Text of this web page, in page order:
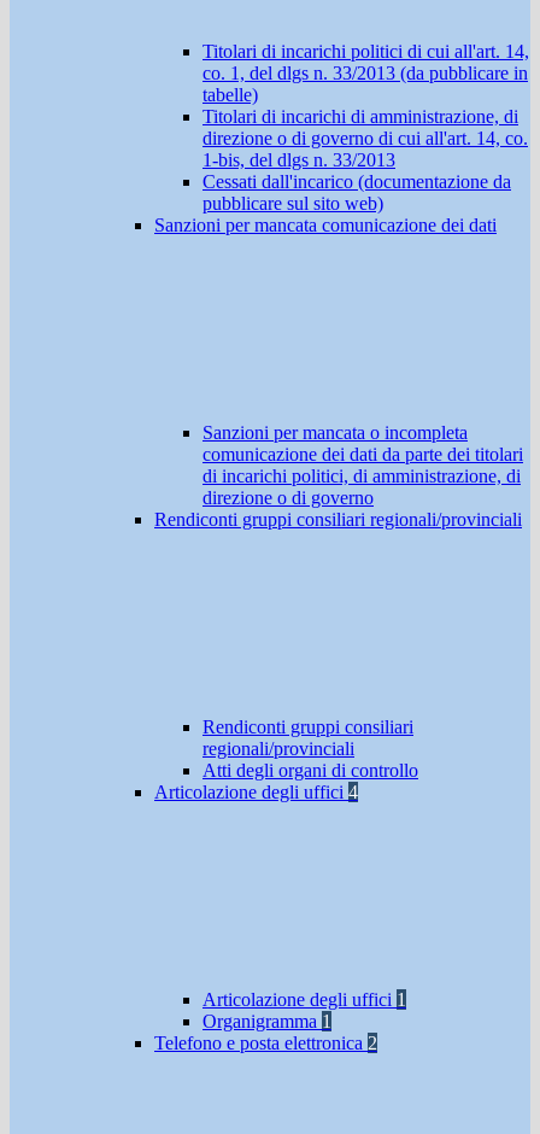
Titolari di incarichi politici di cui all'art. 14,
co. 1, del dlgs n. 33/2013 (da pubblicare in
tabelle)
Titolari di incarichi di amministrazione, di
direzione o di governo di cui all'art. 14, co.
1-bis, del dlgs n. 33/2013
Cessati dall'incarico (documentazione da
pubblicare sul sito web)
Sanzioni per mancata comunicazione dei dati
Sanzioni per mancata o incompleta
comunicazione dei dati da parte dei titolari
di incarichi politici, di amministrazione, di
direzione o di governo
Rendiconti gruppi consiliari regionali/provinciali
Rendiconti gruppi consiliari
regionali/provinciali
Atti degli organi di controllo
Articolazione degli uffici 4
Articolazione degli uffici 1
Organigramma 1
Telefono e posta elettronica 2